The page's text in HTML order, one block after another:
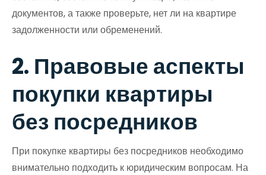
документов, а также проверьте, нет ли на квартире
задолженности или обременений.
2. Правовые аспекты
покупки квартиры
без посредников
При покупке квартиры без посредников необходимо
внимательно подходить к юридическим вопросам. На